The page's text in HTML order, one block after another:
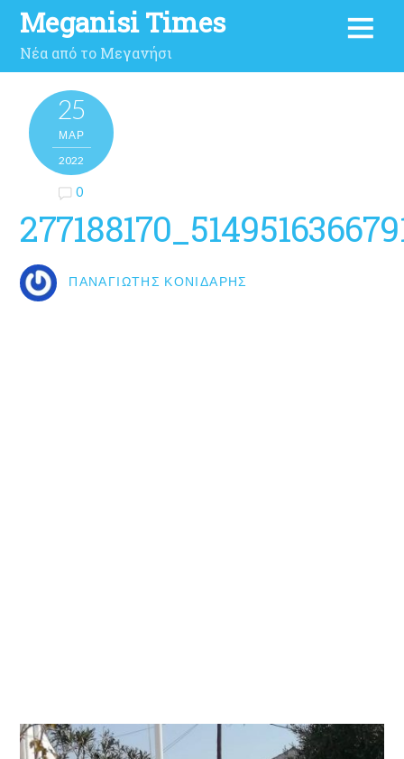
Meganisi Times
Νέα από το Μεγανήσι
25
ΜΑΡ
2022
0
ΠΑΝΑΓΙΏΤΗΣ ΚΟΝΙΔΆΡΗΣ